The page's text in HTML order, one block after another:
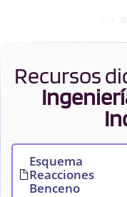
Recursos
Esquema
Reacciones
Benceno